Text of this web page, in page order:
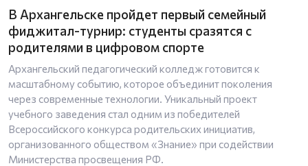
В Архангельске пройдет первый семейный
фиджитал-турнир: студенты сразятся с
родителями в цифровом спорте
Архангельский педагогический колледж готовится к
масштабному событию, которое объединит поколения
через современные технологии. Уникальный проект
учебного заведения стал одним из победителей
Всероссийского конкурса родительских инициатив,
организованного обществом «Знание» при содействии
Министерства просвещения РФ.